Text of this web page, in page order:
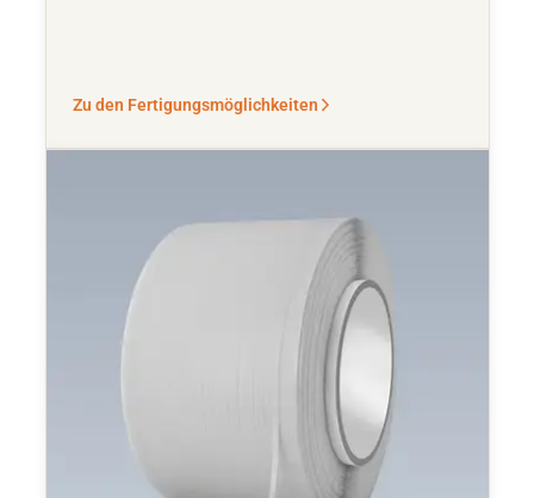
Zu den Fertigungsmöglichkeiten